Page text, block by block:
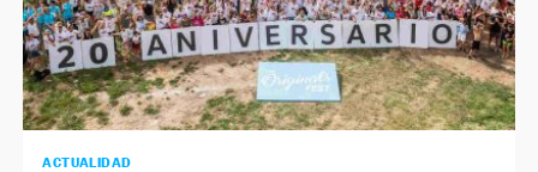
ACTUALIDAD